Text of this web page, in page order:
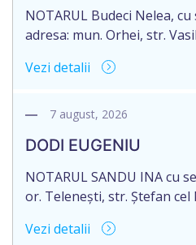
moștenitor este planificată
NOTARUL Budeci Nelea,
adresa: mun. Orhei, str.
în urma decesului cet.
decedat/ă la 16 mai 2026.
de 16.05.2027 termenul de
acceptarea […]
Vezi detalii
7 august, 2026
DODI EUGENIU
NOTARUL SANDU INA cu
or. Telenești, str. Ștefan cel
succesorale în urma
Vezi detalii